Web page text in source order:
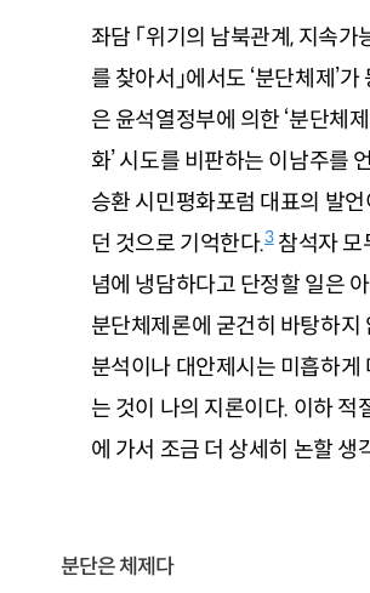
좌담 「위기의 남북관계, 지속가
를 찾아서」에서도 ‘분단체제’가
은 윤석열정부에 의한 ‘분단체
화’ 시도를 비판하는 이남주를
승환 시민평화포럼 대표의 발
던 것으로 기억한다.3참석자 모
념에 냉담하다고 단정할 일은
분단체제론에 굳건히 바탕하지
분석이나 대안제시는 미흡하게
는 것이 나의 지론이다. 이하 적
에 가서 조금 더 상세히 논할 생
분단은 체제다